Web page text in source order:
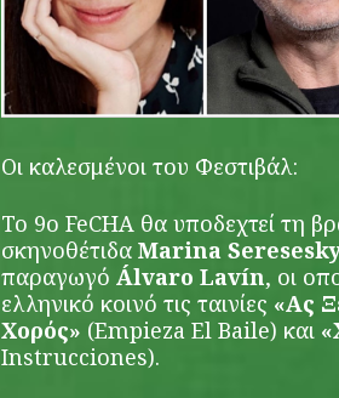
Οι καλεσμένοι του Φεστιβάλ:
Το 9ο FeCHA θα υποδεχτεί τη
σκηνοθέτιδα Marina
παραγωγό Álvaro Lavín, οι
ελληνικό κοινό τις ταινίες «Ας
Χορός» (Empieza El Baile) και
Instrucciones).